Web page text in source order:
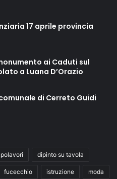
17 aprile provincia
ai Caduti sul
a Luana D’Orazio
di Cerreto Guidi
dipinto su tavola
fucecchio istruzione moda